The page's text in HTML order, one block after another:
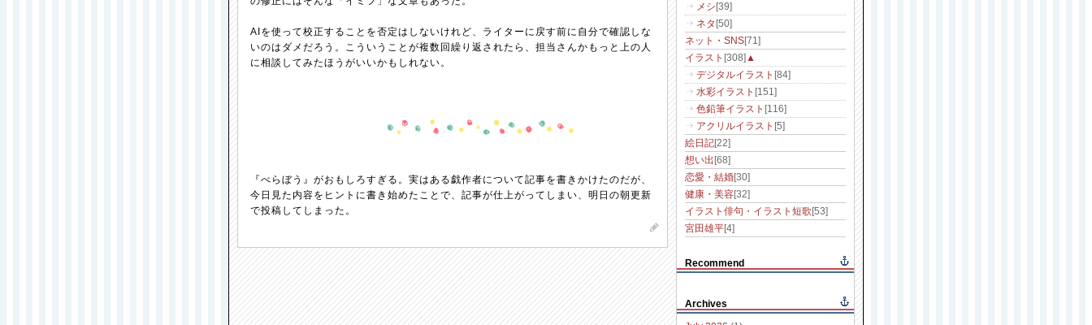
AIを使って校正することを否定はしないけれど、ライターに戻す前に自分で確認しな
いのはダメだろう。こういうことが複数回繰り返されたら、担当さんかもっと上の人
に相談してみたほうがいいかもしれない。
『べらぼう』がおもしろすぎる。実はある戯作者について記事を書きかけたのだが、
今日見た内容をヒントに書き始めたことで、記事が仕上がってしまい、明日の朝更新
で投稿してしまった。
メシ [39]
ネタ [50]
ネット・SNS[71]
イラスト [308] ▲
デジタルイラスト [84]
水彩イラスト [151]
色鉛筆イラスト [116]
アクリルイラスト [5]
絵日記[22]
想い出 [68]
恋愛・結婚[30]
健康・美容[32]
イラスト俳句・イラスト短歌 [53]
宮田雄平[4]
Recommend
Archives